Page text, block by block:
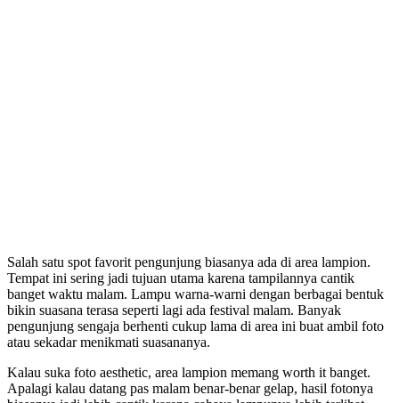
Salah satu spot favorit pengunjung biasanya ada di area lampion.
Tempat ini sering jadi tujuan utama karena tampilannya cantik
banget waktu malam. Lampu warna-warni dengan berbagai bentuk
bikin suasana terasa seperti lagi ada festival malam. Banyak
pengunjung sengaja berhenti cukup lama di area ini buat ambil foto
atau sekadar menikmati suasananya.
Kalau suka foto aesthetic, area lampion memang worth it banget.
Apalagi kalau datang pas malam benar-benar gelap, hasil fotonya